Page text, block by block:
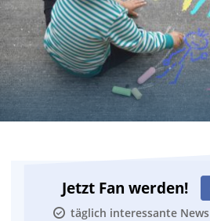
Jetzt Fan werden!
täglich interessante News